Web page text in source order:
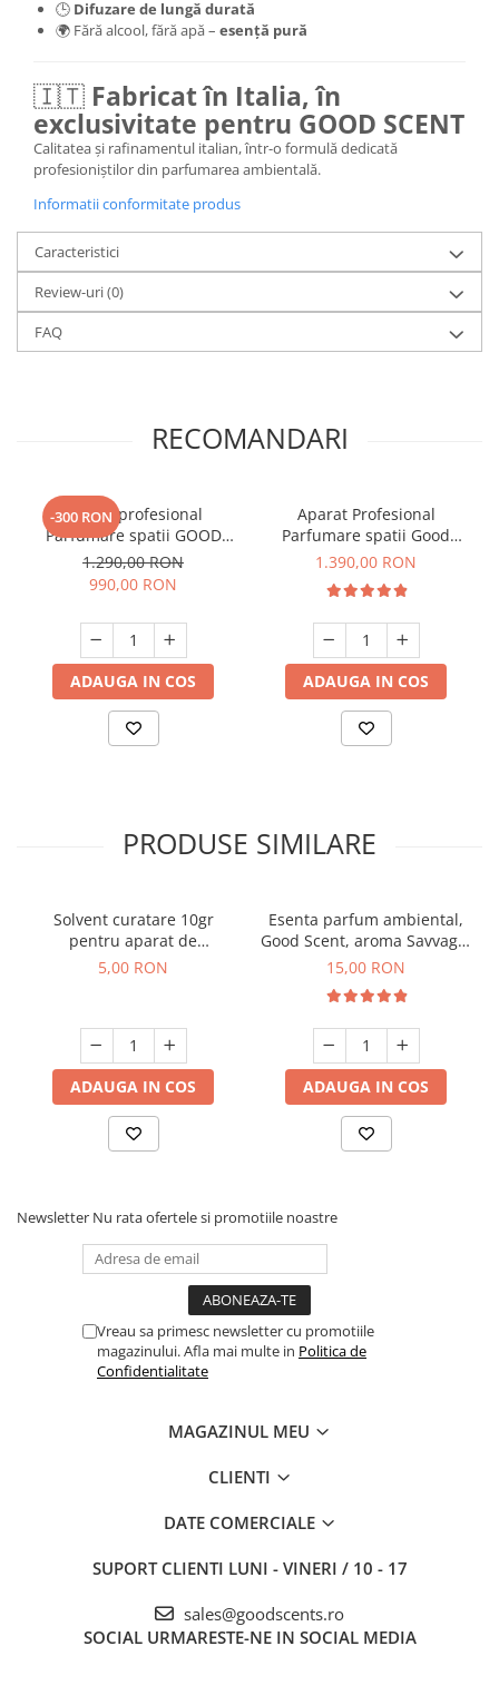
🕒 Difuzare de lungă durată
🌍 Fără alcool, fără apă – esență pură
🇮🇹 Fabricat în Italia, în
exclusivitate pentru GOOD SCENT
Calitatea și rafinamentul italian, într-o formulă dedicată
profesioniștilor din parfumarea ambientală.
Informatii conformitate produs
Caracteristici
Review-uri(0)
FAQ
RECOMANDARI
-300 RON
Aparat profesional
Parfumare spatii GOOD
SCENT Contour 2000,
culoare alba
1.290,00 RON
990,00 RON
ADAUGA IN COS
Aparat Profesional
Parfumare spatii Good
Scent GS2500 Tower Luxury,
1.390,00 RON
ADAUGA IN COS
PRODUSE SIMILARE
Solvent curatare 10gr
pentru aparat de
parfumare prin nebulizare
5,00 RON
ADAUGA IN COS
Esenta parfum ambiental,
Good Scent, aroma Savvage,
10 g
15,00 RON
ADAUGA IN COS
Newsletter Nu rata ofertele si promotiile noastre
Vreau sa primesc newsletter cu promotiile
magazinului. Afla mai multe in Politica de
Confidentialitate
MAGAZINUL MEU
CLIENTI
DATE COMERCIALE
SUPORT CLIENTI LUNI - VINERI / 10 - 17
sales@goodscents.ro
SOCIAL URMARESTE-NE IN SOCIAL MEDIA